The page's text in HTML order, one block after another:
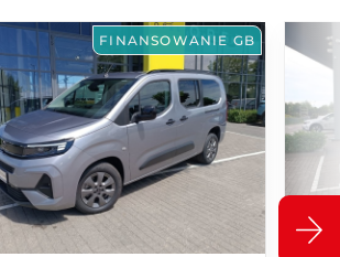
FINANSOWANIE GB